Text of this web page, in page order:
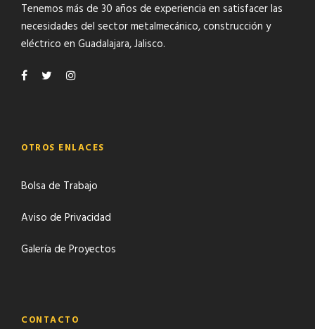
Tenemos más de 30 años de experiencia en satisfacer las
necesidades del sector metalmecánico,construcción y
eléctrico en Guadalajara, Jalisco.
OTROS ENLACES
Bolsa de Trabajo
Aviso de Privacidad
Galería de Proyectos
CONTACTO